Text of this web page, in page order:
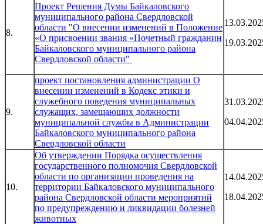
8.
Проект Решения Думы Байкаловского
муниципального района Свердловской
области "О внесении изменений в Положение
«О присвоении звания «Почетный гражданин
Байкаловского муниципального района
Свердловской области"
9.
проект постановления администрации О
внесении изменений в Кодекс этики и
служебного поведения муниципальных
служащих, замещающих должности
муниципальной службы в Администрации
Байкаловского муниципального района
Свердловской области
10.
Об утверждении Порядка осуществления
государственного полномочия Свердловской
области по организации проведения на
территории Байкаловского муниципального
района Свердловской области мероприятий
по предупреждению и ликвидации болезней
животных